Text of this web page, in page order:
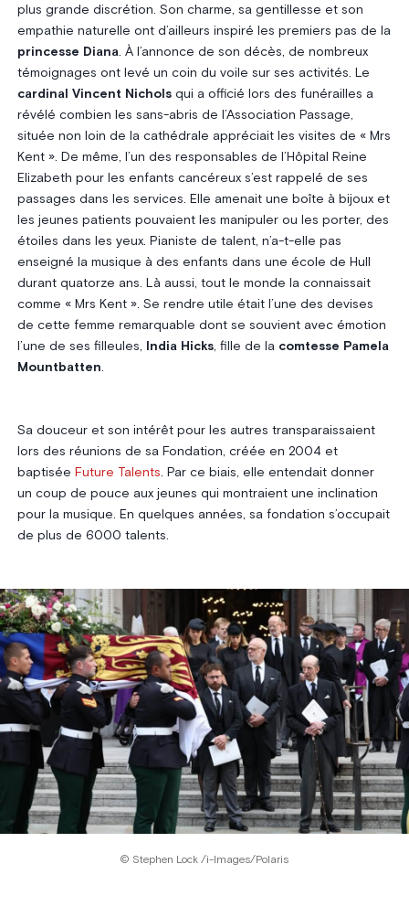
plus grande discrétion. Son charme, sa gentillesse et son
empathie naturelle ont d’ailleurs inspiré les premiers pas de la
princesse Diana . À l’annonce de son décès, de nombreux
témoignages ont levé un coin du voile sur ses activités. Le
cardinal Vincent Nicholsqui a officié lors des funérailles a
révélé combien les sans-abris de l’Association Passage,
située non loin de la cathédrale appréciait les visites de « Mrs
Kent ». De même, l’un des responsables de l’Hôpital Reine
Elizabeth pour les enfants cancéreux s’est rappelé de ses
passages dans les services. Elle amenait une boîte à bijoux et
les jeunes patients pouvaient les manipuler ou les porter, des
étoiles dans les yeux. Pianiste de talent, n’a-t-elle pas
enseigné la musique à des enfants dans une école de Hull
durant quatorze ans. Là aussi, tout le monde la connaissait
comme « Mrs Kent ». Se rendre utile était l’une des devises
de cette femme remarquable dont se souvient avec émotion
l’une de ses filleules,
India Hicks, fille de la comtesse Pamela
Mountbatten
Sa douceur et son intérêt pour les autres transparaissaient
lors des réunions de sa Fondation, créée en 2004 et
baptisée Future Talents . Par ce biais, elle entendait donner
un coup de pouce aux jeunes qui montraient une inclination
pour la musique. En quelques années, sa fondation s’occupait
de plus de 6000 talents.
© Stephen Lock /i-Images/Polaris